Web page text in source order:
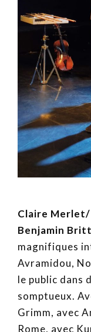
Claire
Benjamin
magnifiques
Avramidou,
le public dans
somptueux.
Grimm, avec
Rome, avec